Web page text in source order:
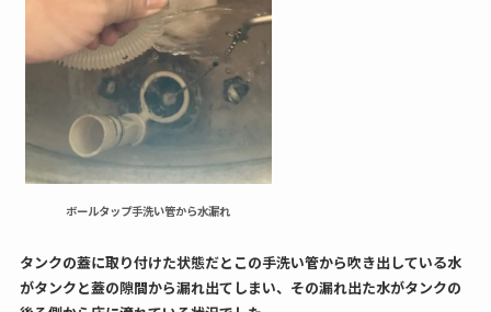
ボールタップ手洗い管から水漏れ
タンクの蓋に取り付けた状態だとこの手洗い管から吹き出している水
がタンクと蓋の隙間から漏れ出てしまい、その漏れ出た水がタンクの